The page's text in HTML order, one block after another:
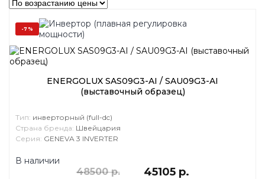
-7%
ENERGOLUX SAS09G3-AI / SAU09G3-AI
(выставочный образец)
Тип: инверторный (full-dc)
Страна бренда: Швейцария
Серия: GENEVA 3 INVERTER
В наличии
48500 р. 45105 р.